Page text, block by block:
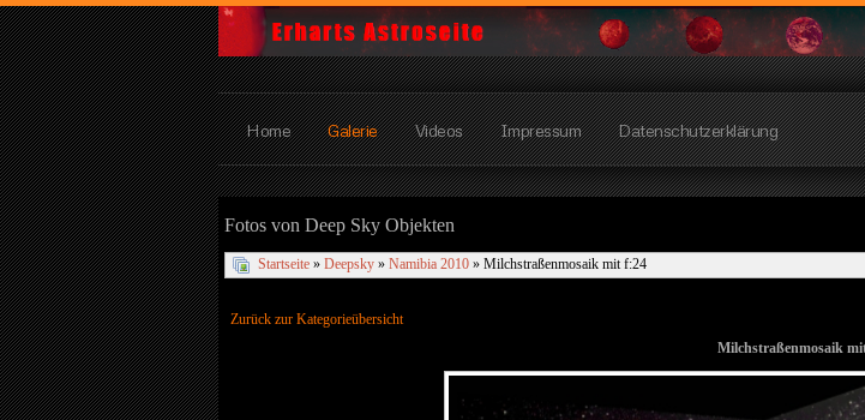
Home Galerie Videos Impressum Datenschutzerklärung
Fotos von Deep Sky Objekten
Startseite » Deepsky » Namibia 2010 » Milchstraßenmosaik mit f:24
Zurück zur Kategorieübersicht
Milchstraßenmosaik